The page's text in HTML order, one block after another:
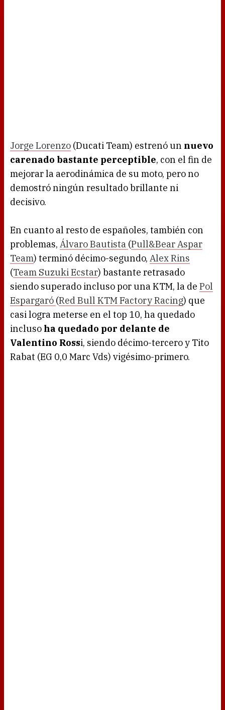
Jorge Lorenzo (Ducati Team) estrenó un nuevo
carenado bastante perceptible, con el fin de
mejorar la aerodinámica de su moto, pero no
demostró ningún resultado brillante ni
decisivo.
En cuanto al resto de españoles, también con
problemas, Álvaro Bautista (Pull&Bear Aspar
Team) terminó décimo-segundo, Alex Rins
(Team Suzuki Ecstar) bastante retrasado
siendo superado incluso por una KTM, la de Pol
Espargaró (Red Bull KTM Factory Racing) que
casi logra meterse en el top 10, ha quedado
incluso ha quedado por delante de
Valentino Rossi, siendo décimo-tercero y Tito
Rabat (EG 0,0 Marc Vds) vigésimo-primero.